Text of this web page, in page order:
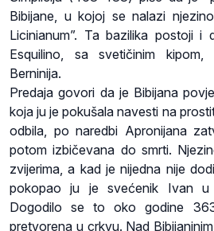
Bibijane, u kojoj se nalazi
Licinianum”. Ta bazilika postoji i
Esquilino, sa svetičinim
Berninija.
Predaja govori da je Bibijana
koja ju je pokušala navesti na
odbila, po naredbi Apronijana
potom izbičevana do smrti.
zvijerima, a kad je nijedna nije
pokopao ju je svećenik Ivan u
Dogodilo se to oko godine
pretvorena u crkvu. Nad